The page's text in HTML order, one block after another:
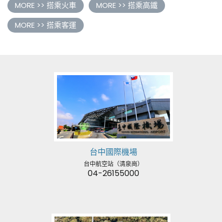
MORE >> 搭乘火車
MORE >> 搭乘高鐵
MORE >> 搭乘客運
台中國際機場
台中航空站（清泉崗）
04-26155000